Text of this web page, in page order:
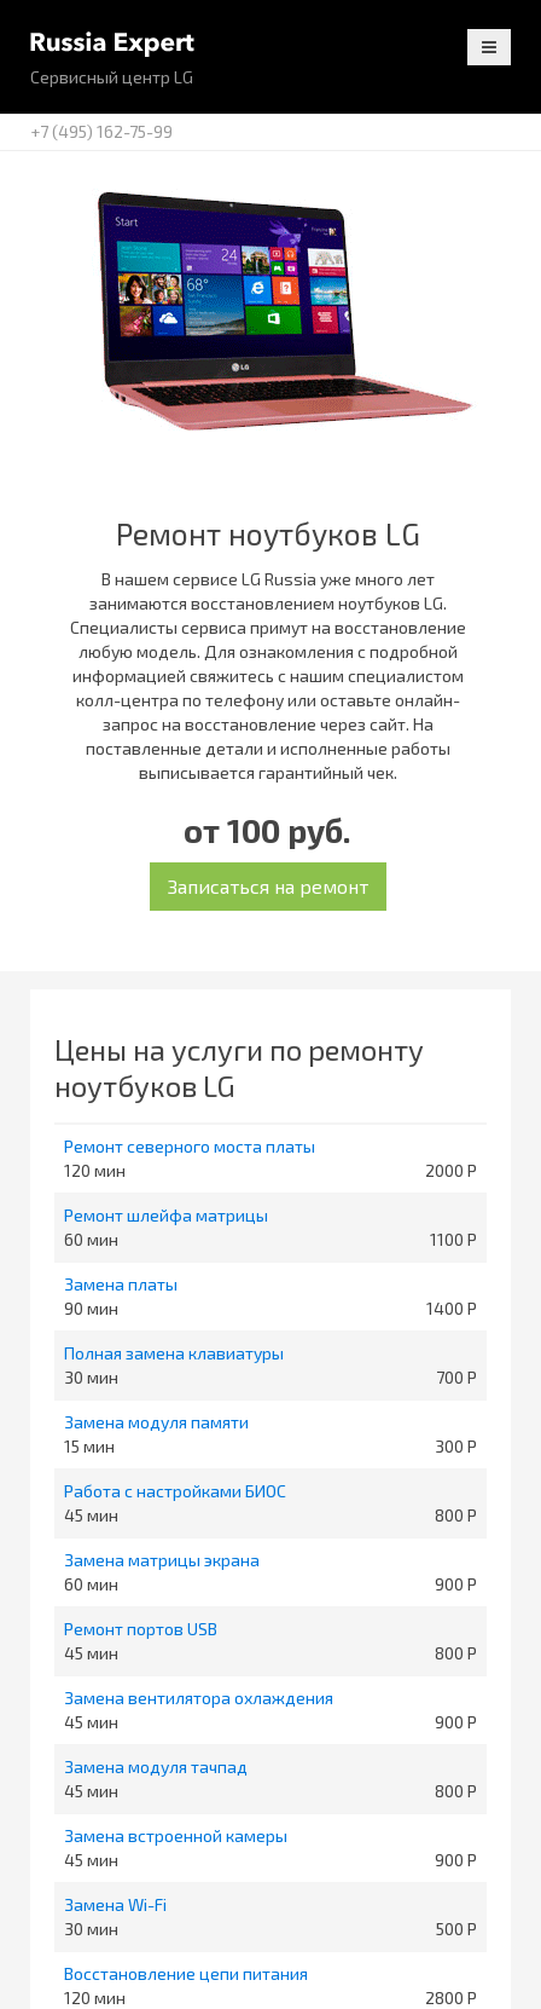
Сервисный центр LG
+7 (495) 162-75-99
Ремонт ноутбуков LG
В нашем сервисе LG Russia уже много лет
занимаются восстановлением ноутбуков LG.
Специалисты сервиса примут на восстановление
любую модель. Для ознакомления с подробной
информацией свяжитесь с нашим специалистом
колл-центра по телефону или оставьте онлайн-
запрос на восстановление через сайт. На
поставленные детали и исполненные работы
выписывается гарантийный чек.
от 100 руб.
Цены на услуги по ремонту
ноутбуков LG
Ремонт северного моста платы
120
2000
Ремонт шлейфа матрицы
60
1100
Замена платы
90
1400
Полная замена клавиатуры
30
700
Замена модуля памяти
15
300
Работа с настройками БИОС
45
800
Замена матрицы экрана
60
900
Ремонт портов USB
45
800
Замена вентилятора охлаждения
45
900
Замена модуля тачпад
45
800
Замена встроенной камеры
45
900
Замена Wi-Fi
30
500
Восстановление цепи питания
120
2800